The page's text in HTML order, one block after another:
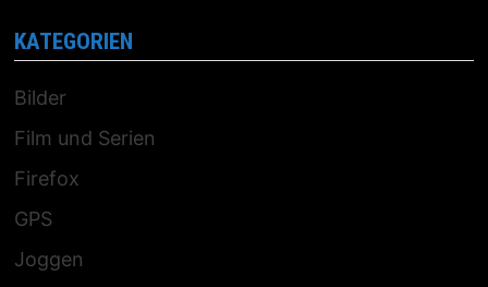
KATEGORIEN
Bilder
Film und Serien
Firefox
GPS
Joggen